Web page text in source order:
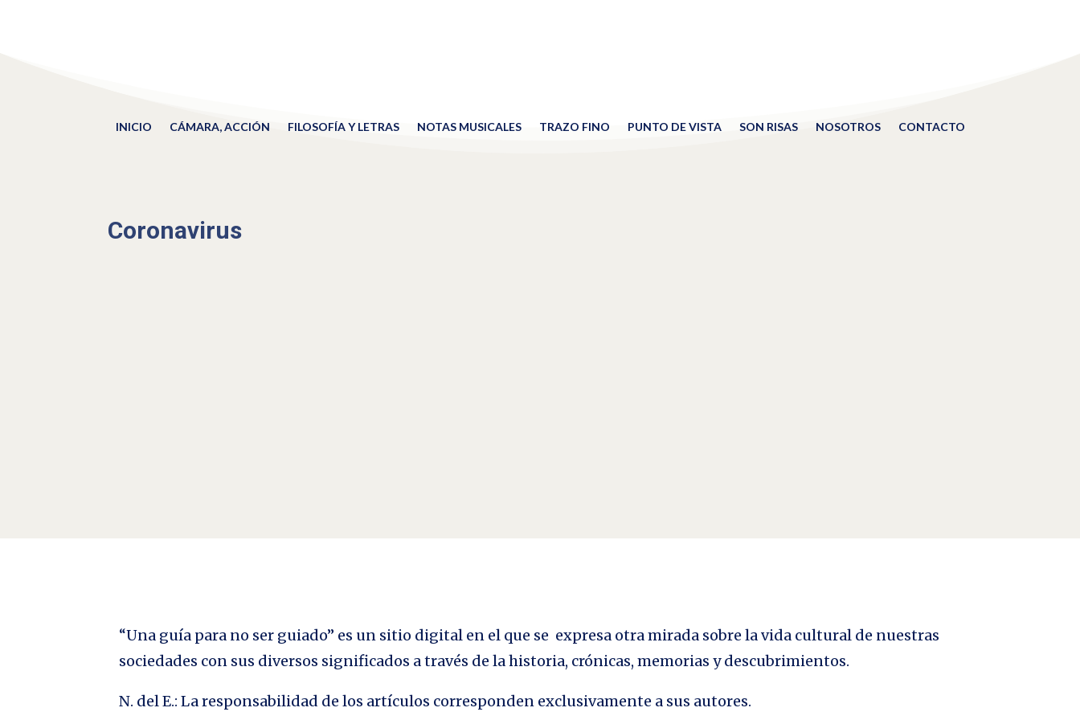
INICIO CÁMARA, ACCIÓN FILOSOFÍA Y LETRAS NOTAS MUSICALES TRAZO FINO PUNTO DE VISTA SON RISAS NOSOTROS CONTACTO
Coronavirus
“Una guía para no ser guiado” es un sitio digital en el que se expresa otra mirada sobre la vida cultural de nuestras
sociedades con sus diversos significados a través de la historia, crónicas, memorias y descubrimientos.
N. del E.: La responsabilidad de los artículos corresponden exclusivamente a sus autores.